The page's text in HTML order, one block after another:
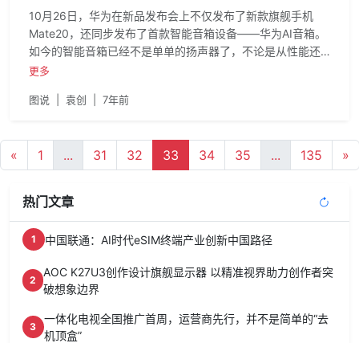
10月26日，华为在新品发布会上不仅发布了新款旗舰手机
Mate20，还同步发布了首款智能音箱设备——华为AI音箱。
如今的智能音箱已经不是单单的扬声器了，不论是从性能还
是
更多
图说 袁创 7年前
« 1 ... 31 32 33 34 35 ... 135 »
热门文章
1 中国联通：AI时代eSIM终端产业创新中国路径
2
AOC K27U3创作设计旗舰显示器 以精准视界助力创作者突
破想象边界
3
一体化电视全国推广首周，运营商先行，并不是简单的“去
机顶盒”